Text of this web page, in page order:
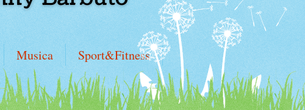
Musica Sport&Fitness